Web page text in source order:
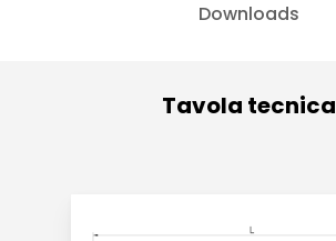
Downloads
Tavola tecnica